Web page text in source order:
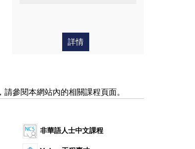
詳情
參閱本網站內的相關課程頁面。
非華語人士中文課程